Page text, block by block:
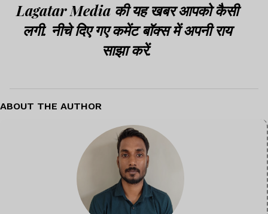
Lagatar Media की यह खबर आपको कैसी
लगी. नीचे दिए गए कमेंट बॉक्स में अपनी राय
साझा करें.
ABOUT THE AUTHOR